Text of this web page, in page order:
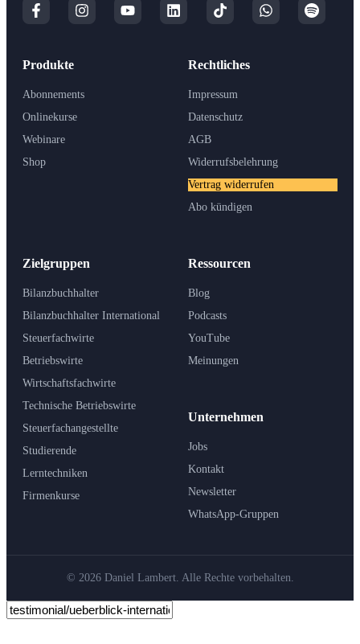
Produkte
Abonnements
Onlinekurse
Webinare
Shop
Zielgruppen
Bilanzbuchhalter
Bilanzbuchhalter International
Steuerfachwirte
Betriebswirte
Wirtschaftsfachwirte
Technische Betriebswirte
Steuerfachangestellte
Studierende
Lerntechniken
Firmenkurse
Ressourcen
Blog
Podcasts
YouTube
Meinungen
Unternehmen
Jobs
Kontakt
Newsletter
WhatsApp-Gruppen
Rechtliches
Impressum
Datenschutz
AGB
Widerrufsbelehrung
Vertrag widerrufen
Abo kündigen
© 2026 Daniel Lambert. Alle Rechte vorbehalten.